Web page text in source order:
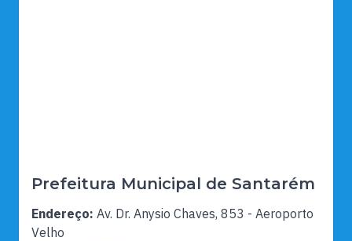
Prefeitura Municipal de Santarém
Endereço: Av. Dr. Anysio Chaves, 853 - Aeroporto
Velho